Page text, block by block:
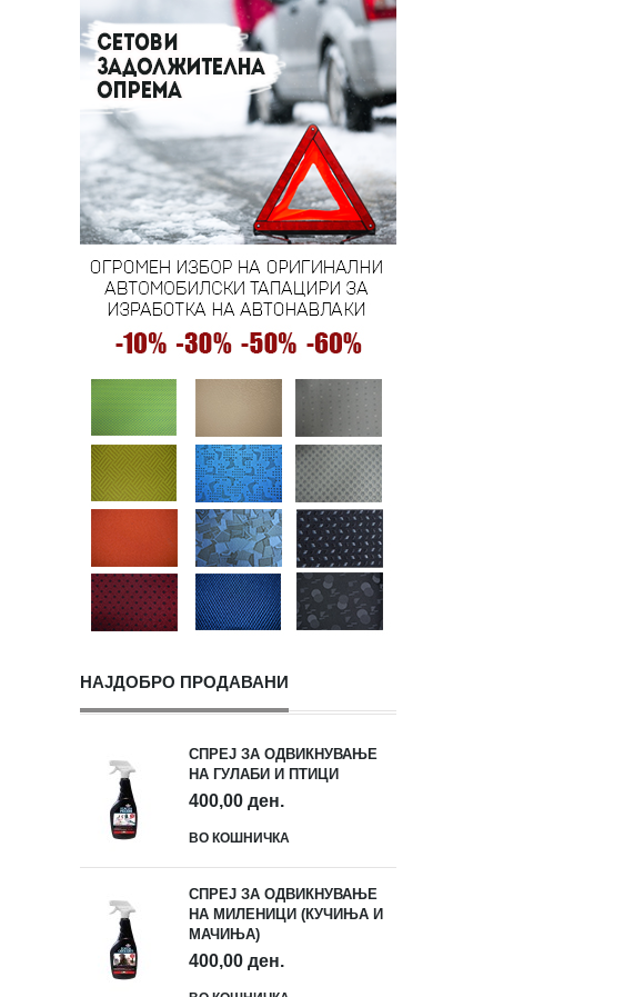
НАЈДОБРО ПРОДАВАНИ
СПРЕЈ ЗА ОДВИКНУВАЊЕ
НА ГУЛАБИ И ПТИЦИ
400,00 ден.
ВО КОШНИЧКА
СПРЕЈ ЗА ОДВИКНУВАЊЕ
НА МИЛЕНИЦИ (КУЧИЊА И
МАЧИЊА)
400,00 ден.